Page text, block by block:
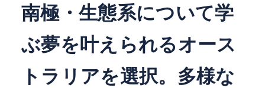
南極・生態系について学
ぶ夢を叶えられるオース
トラリアを選択。多様な